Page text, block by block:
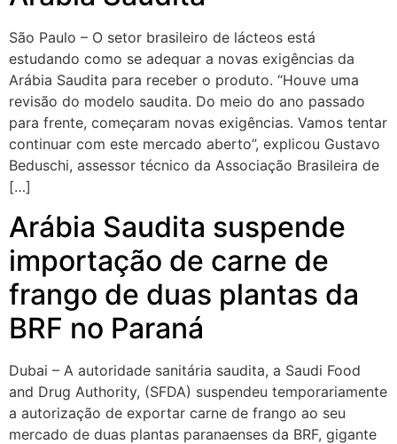
São Paulo – O setor brasileiro de lácteos está
estudando como se adequar a novas exigências da
Arábia Saudita para receber o produto. “Houve uma
revisão do modelo saudita. Do meio do ano passado
para frente, começaram novas exigências. Vamos tentar
continuar com este mercado aberto”, explicou Gustavo
Beduschi, assessor técnico da Associação Brasileira de
[…]
Arábia Saudita suspende
importação de carne de
frango de duas plantas da
BRF no Paraná
Dubai – A autoridade sanitária saudita, a Saudi Food
and Drug Authority, (SFDA) suspendeu temporariamente
a autorização de exportar carne de frango ao seu
mercado de duas plantas paranaenses da BRF, gigante